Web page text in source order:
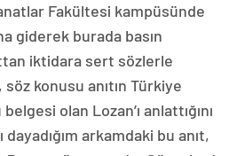
Fakültesi kampüsünde
giderek burada basın
iktidara sert sözlerle
konusu anıtın Türkiye
olan Lozan’ı anlattığını
dayadığım arkamdaki bu anıt,